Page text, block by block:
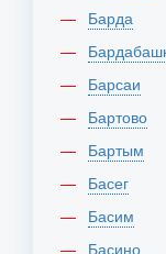
Барда
Барсаи
Бартово
Бартым
Басег
Басим
Басино